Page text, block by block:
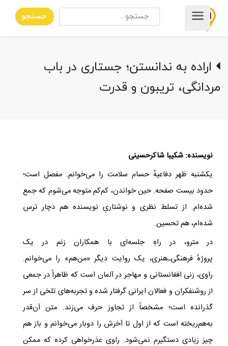
جستجو
اراده به ندانستن؛ جستاری در باب
مردانگی، تریبون و قدرت
نویسنده: شکیبا شاکرحسینی
یکشنبه ظهر دفاعیهٔ حسام سلامت را می‌خوانم. مفصل است؛
حدود بیست صفحه. حین خواندن، کم‌کم متوجه می‌شوم که جمع
شده‌ام. از تسلط نظری و نوشتاریِ نویسنده هم دچار ترس
شده‌ام، هم تحسین.
در مترو، در راهِ جلسه‌ای با همکاران زنم در یک
پروژه‌ٔ فرهنگی‌ـ‌هنری، یک روایت دیگر «من‌هم» را می‌خوانم.
راوی، زنی افغانستانی و مهاجر در آلمان است که ظاهراً در جمعی
از روشنفکران و فعالان ایرانی گرفتار شده و تجربه‌های تلخی از سر
گذرانده است؛ مشخصاً از تجاوز حرف می‌زند. متن آن‌قدر
به‌هم‌ریخته است که از اول تا آخرش را دوبار می‌خوانم و باز هم
چیز زیادی دستگیرم نمی‌شود. راوی عذرخواهی کرده که ممکن